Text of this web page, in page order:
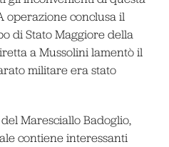
operazione conclusa il
di Stato Maggiore della
a Mussolini lamentò il
militare era stato
Maresciallo Badoglio,
contiene interessanti